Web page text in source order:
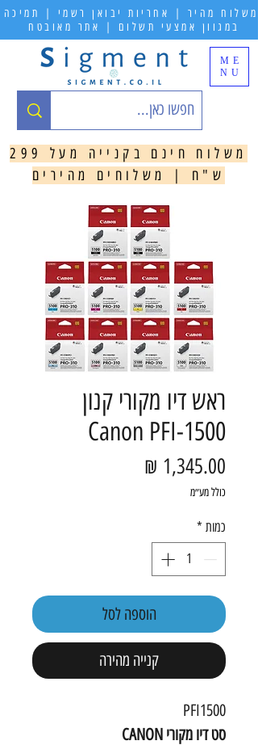
ME
NU
משלוח מהיר | אחריות יבואן רשמי | תמיכה
במגוון אמצעי תשלום | אתר מאובטח
משלוח חינם בקנייה מעל 299
ש"ח | משלוחים מהירים
ראש דיו מקורי קנון
Canon PFI-1500
כולל מע״מ
כמות *
הוספה לסל
קנייה מהירה
PFI1500
סט דיו מקורי CANON